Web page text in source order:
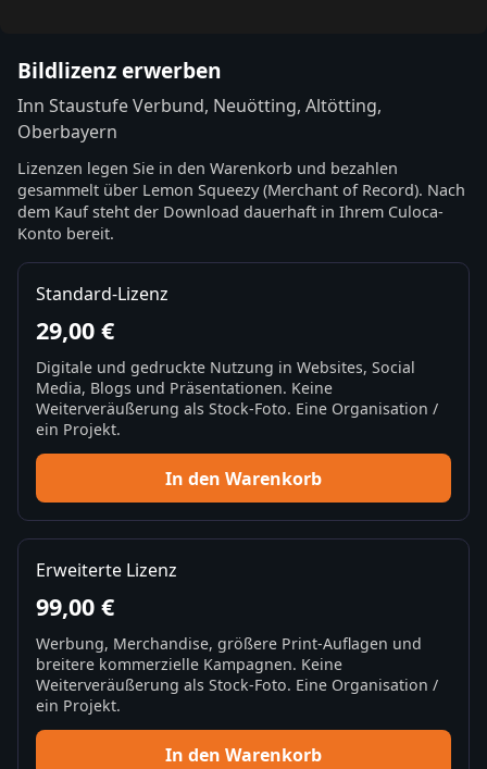
Bildlizenz erwerben
Inn Staustufe Verbund, Neuötting, Altötting,
Oberbayern
Lizenzen legen Sie in den Warenkorb und bezahlen
gesammelt über Lemon Squeezy (Merchant of Record). Nach
dem Kauf steht der Download dauerhaft in Ihrem Culoca-
Konto bereit.
Standard-Lizenz
29,00 €
Digitale und gedruckte Nutzung in Websites, Social
Media, Blogs und Präsentationen. Keine
Weiterveräußerung als Stock-Foto. Eine Organisation /
ein Projekt.
In den Warenkorb
Erweiterte Lizenz
99,00 €
Werbung, Merchandise, größere Print-Auflagen und
breitere kommerzielle Kampagnen. Keine
Weiterveräußerung als Stock-Foto. Eine Organisation /
ein Projekt.
In den Warenkorb